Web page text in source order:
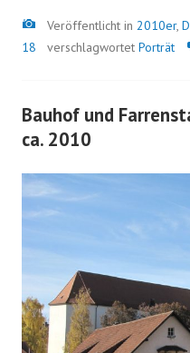
Bild
Veröffentlicht in 2010er,
18
verschlagwortet Porträt
Bauhof und
ca. 2010